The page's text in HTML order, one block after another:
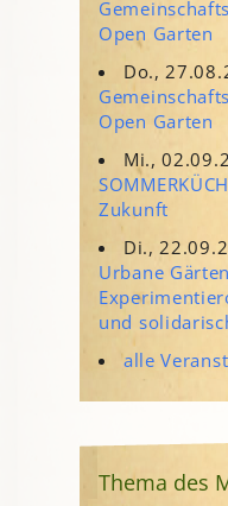
Open Garten
Do.,
Open Garten
Mi.,
Zukunft
Di.,
Urbane
und
alle
Thema des